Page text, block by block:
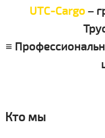
UTC-Cargo–
≡
Кто мы